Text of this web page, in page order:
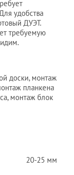
удобства
ДУЭТ.
требуемую
доски, монтаж
планкена
монтаж блок
20-25 мм